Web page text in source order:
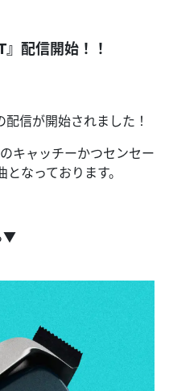
配信開始！！
信が開始されました！
キャッチーかつセンセー
なっております。
▼